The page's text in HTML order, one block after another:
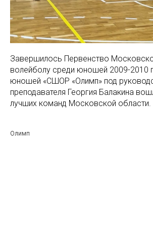
Завершилось Первенство
волейболу среди юношей 2009-2010
юношей «СШОР «Олимп» под
преподавателя Георгия Балакина
лучших команд Московской области.
Олимп